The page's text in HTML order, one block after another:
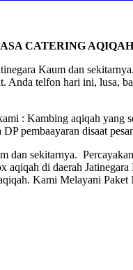
CATERING
Kaum dan
Anda telfon hari ini, lusa,
: Kambing aqiqah yang
pembaayaran disaat
dan sekitarnya.
aqiqah di daerah
Kami Melayani